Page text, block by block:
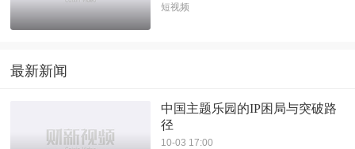
短视频
最新新闻
中国主题乐园的IP困局与突破路
径
10-03 17:00